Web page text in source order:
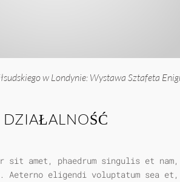
w Londynie: Wystawa Sztafeta
sit amet, phaedrum singulis et
Aeterno eligendi voluptatum sea